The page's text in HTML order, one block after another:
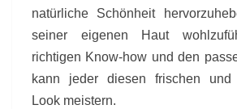
natürliche Schönheit
seiner eigenen Haut
richtigen Know-how und den
kann jeder diesen frischen und
Look meistern.